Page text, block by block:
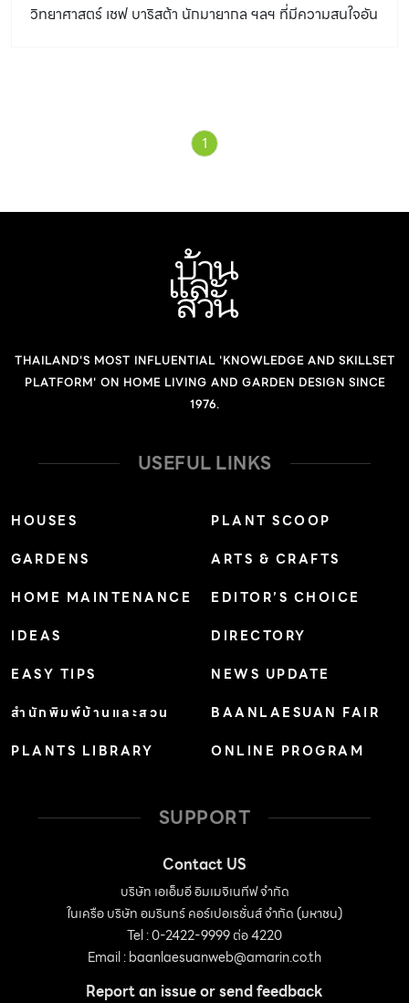
วิทยาศาสตร์ เชฟ บาริสต้า นักมายากล ฯลฯ ที่มีความสนใจอัน
เทคโนโลยี (Science & Technology)
1
THAILAND'S MOST INFLUENTIAL 'KNOWLEDGE AND SKILLSET
PLATFORM' ON HOME LIVING AND GARDEN DESIGN SINCE
1976.
USEFUL LINKS
HOUSES
GARDENS
HOME MAINTENANCE
IDEAS
EASY TIPS
สำนักพิมพ์บ้านและสวน
PLANTS LIBRARY
PLANT SCOOP
ARTS & CRAFTS
EDITOR’S CHOICE
DIRECTORY
NEWS UPDATE
BAANLAESUAN FAIR
ONLINE PROGRAM
SUPPORT
Contact US
บริษัท เอเอ็มอี อิมเมจิเนทีฟ จำกัด
ในเครือ บริษัท อมรินทร์ คอร์เปอเรชั่นส์ จำกัด (มหาชน)
Tel : 0-2422-9999 ต่อ 4220
Email :baanlaesuanweb@amarin.co.th
Report an issue or send feedback